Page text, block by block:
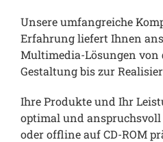
Unsere umfangreiche
Erfahrung liefert Ihnen
Multimedia-Lösungen von
Gestaltung bis zur
Ihre Produkte und Ihr
optimal und
oder offline auf CD-ROM